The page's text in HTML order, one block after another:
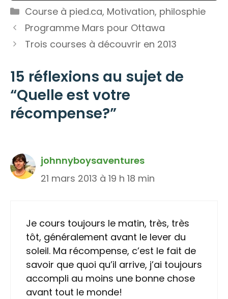
Catégories
Course à pied.ca, Motivation, philosphie
Programme Mars pour Ottawa
Trois courses à découvrir en 2013
15 réflexions au sujet de
“Quelle est votre
récompense?”
johnnyboysaventures
21 mars 2013 à 19 h 18 min
Je cours toujours le matin, très, très
tôt, généralement avant le lever du
soleil. Ma récompense, c’est le fait de
savoir que quoi qu’il arrive, j’ai toujours
accompli au moins une bonne chose
avant tout le monde!